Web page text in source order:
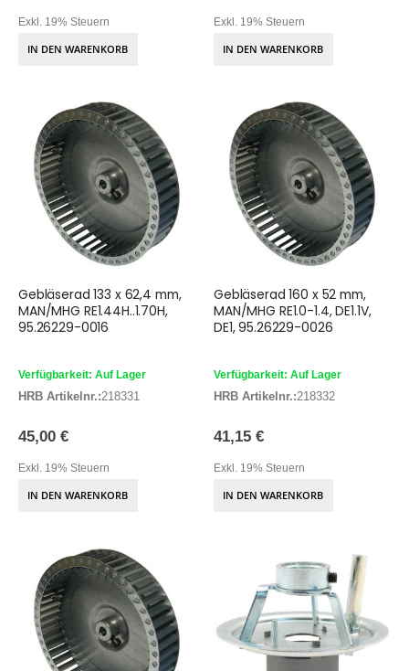
Exkl. 19% Steuern
IN DEN WARENKORB
Exkl. 19% Steuern
IN DEN WARENKORB
Gebläserad 133 x 62,4 mm,
MAN/MHG RE1.44H..1.70H,
95.26229-0016
Verfügbarkeit: Auf Lager
HRB Artikelnr.:218331
45,00 €
Exkl. 19% Steuern
IN DEN WARENKORB
Gebläserad 160 x 52 mm,
MAN/MHG RE1.0-1.4, DE1.1V,
DE1, 95.26229-0026
Verfügbarkeit: Auf Lager
HRB Artikelnr.:218332
41,15 €
Exkl. 19% Steuern
IN DEN WARENKORB